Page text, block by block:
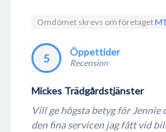
Omdömet skrevs om företaget
5 Öppettider
Recension
Mickes Trädgårdstjänster
Vill ge högsta betyg för Jennie
den fina servicen jag fått vid